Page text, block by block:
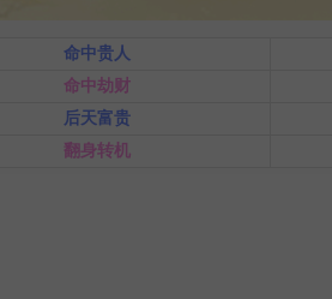
命中贵人
命中劫财
后天富贵
翻身转机